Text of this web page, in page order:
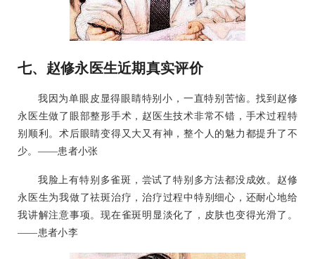
七、赵修永医生近期真实评价
我因为单眼皮显得眼睛特别小，一直特别苦恼。找到赵修
永医生做了眼部整形手术，赵医生技术非常不错，手术过程特
别顺利。术后眼睛变得又大又有神，整个人的魅力都提升了不
少。——患者小张
我脸上有特别多雀斑，尝试了特别多方法都没成效。赵修
永医生为我做了祛斑治疗，治疗过程中特别细心，还耐心地给
我讲解注意事项。现在雀斑明显淡化了，皮肤也变得光滑了。
——患者小李